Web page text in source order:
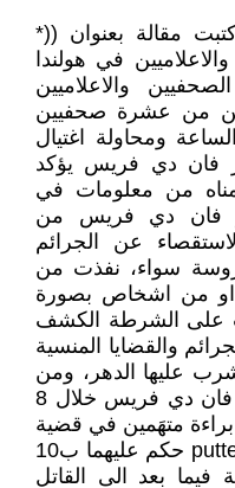
2021 قد كتبت مقالة بعنوان ((*
في هولندا
والاعلاميين
لتعرض كل 8 صحفيين من عشرة صحفيين
ومحاولة اغتيال
فان دي فريس يؤكد
من معلومات في
فان دي فريس من
عن الجرائم
سواء، نفذت من
من اشخاص بصورة
على الشرطة الكشف
والقضايا المنسية
عليها الدهر، ومن
هذه الجرائم تمكن الصحفي پيتر فان دي فريس خلال 8
متهَمين في قضية
قتل فناة بعمرالورد في منطقة putten حكم عليهما ب10
بعد الى القاتل